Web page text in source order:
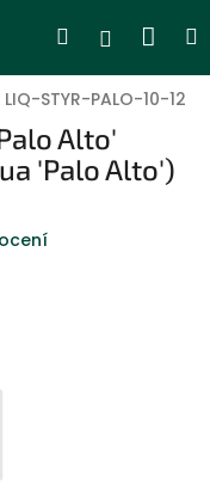
Hledat
LIQ-STYR-PALO-10-12
Alto'
'Palo Alto')